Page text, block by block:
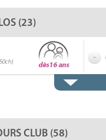
(23)
CLUB (58)